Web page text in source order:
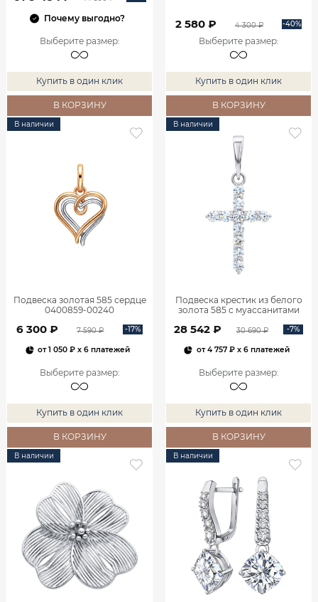
Почему выгодно?
Выберите размер:
Купить в один клик
В КОРЗИНУ
2 580 ₽ 4 300 ₽ -40%
Выберите размер:
Купить в один клик
В КОРЗИНУ
В наличии
Подвеска золотая 585 сердце
0400859-00240
6 300 ₽ 7 590 ₽ -17%
от1 050 ₽ x 6 платежей
Выберите размер:
Купить в один клик
В КОРЗИНУ
В наличии
Подвеска крестик из белого
золота 585 с муассанитами
28 542 ₽ 30 690 ₽ -7%
от4 757 ₽x 6 платежей
Выберите размер:
Купить в один клик
В КОРЗИНУ
В наличии В наличии